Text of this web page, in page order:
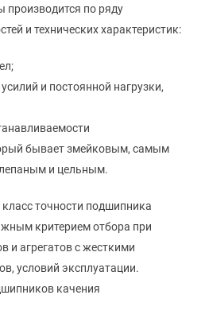
производится по ряду
и технических характеристик:
и постоянной нагрузки,
бывает змейковым, самым
и цельным.
точности подшипника
критерием отбора при
и агрегатов с жесткими
условий эксплуатации.